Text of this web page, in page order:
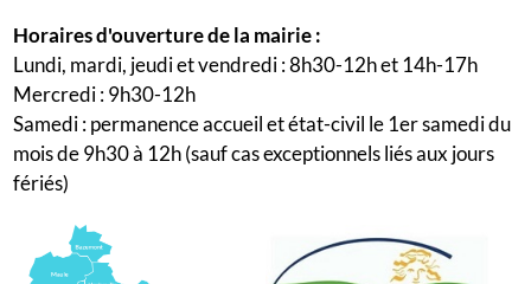
Horaires d'ouverture de la mairie :
Lundi, mardi, jeudi et vendredi : 8h30-12h et 14h-17h
Mercredi : 9h30-12h
Samedi : permanence accueil et état-civil le 1er samedi du
mois de 9h30 à 12h (sauf cas exceptionnels liés aux jours
fériés)